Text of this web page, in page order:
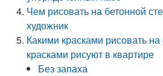
Чем рисовать на бетонной
художник
Какими красками рисовать
красками рисуют в квартире
Без запаха